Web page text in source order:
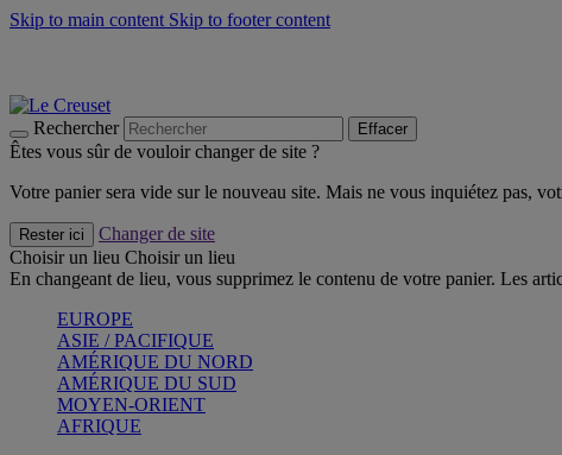
Skip to main content Skip to footer content
Rechercher Effacer
Êtes vous sûr de vouloir changer de site ?
Votre panier sera vide sur le nouveau site. Mais ne vous inquiétez pas,
Rester ici
Changer de site
Choisir un lieu Choisir un lieu
En changeant de lieu, vous supprimez le contenu de votre panier. Les
EUROPE
ASIE / PACIFIQUE
AMÉRIQUE DU NORD
AMÉRIQUE DU SUD
MOYEN-ORIENT
AFRIQUE